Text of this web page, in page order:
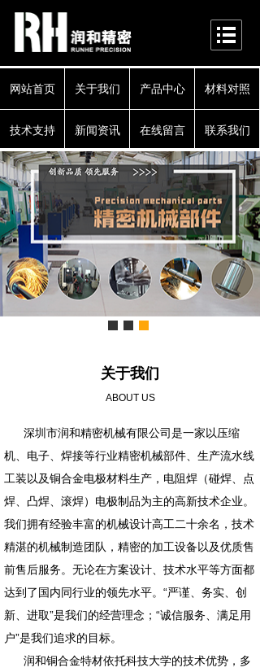
网站首页 关于我们 产品中心 材料对照
技术支持 新闻资讯 在线留言 联系我们
关于我们
ABOUT US
深圳市润和精密机械有限公司是一家以压缩
机、电子、焊接等行业精密机械部件、生产流水线
工装以及铜合金电极材料生产，电阻焊（碰焊、点
焊、凸焊、滚焊）电极制品为主的高新技术企业。
我们拥有经验丰富的机械设计高工二十余名，技术
精湛的机械制造团队，精密的加工设备以及优质售
前售后服务。无论在方案设计、技术水平等方面都
达到了国内同行业的领先水平。“严谨、务实、创
新、进取”是我们的经营理念；“诚信服务、满足用
户”是我们追求的目标。
润和铜合金特材依托科技大学的技术优势，多